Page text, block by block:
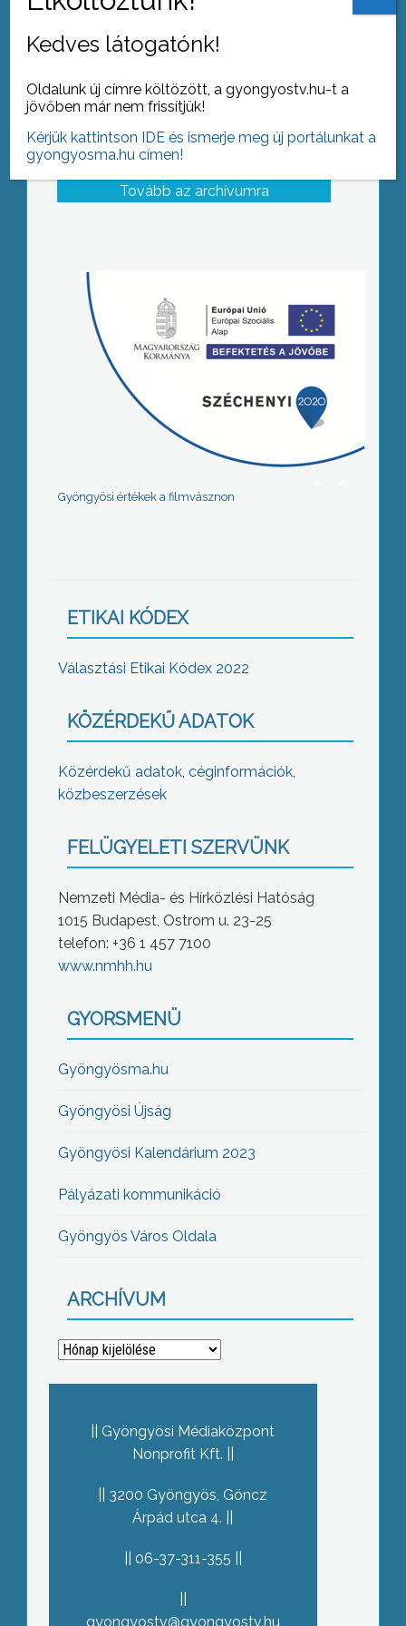
Tovább az archívumra
Gyöngyösi értékek a filmvásznon
ETIKAI KÓDEX
Választási Etikai Kódex 2022
KÖZÉRDEKŰ ADATOK
Közérdekű adatok, céginformációk,
közbeszerzések
FELÜGYELETI SZERVÜNK
Nemzeti Média- és Hírközlési Hatóság
1015 Budapest, Ostrom u. 23-25
telefon: +36 1 457 7100
www.nmhh.hu
GYORSMENÜ
Gyöngyösma.hu
Gyöngyösi Újság
Gyöngyösi Kalendárium 2023
Pályázati kommunikáció
Gyöngyös Város Oldala
ARCHÍVUM
Archívum
Gyöngyösi Médiaközpont
Nonprofit Kft.
3200 Gyöngyös, Göncz
Árpád utca 4.
06-37-311-355
gyongyostv@gyongyostv.hu
Kedves látogatónk!
Oldalunk új címre költözött, a gyongyostv.hu-t a
jövőben már nem frissítjük!
Kérjük kattintson IDE és ismerje meg új portálunkat a
gyongyosma.hu címen!